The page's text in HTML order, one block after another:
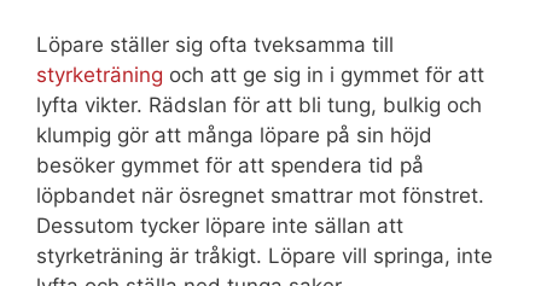
Löpare ställer sig ofta tveksamma till
styrketräning och att ge sig in i gymmet för att
lyfta vikter. Rädslan för att bli tung, bulkig och
klumpig gör att många löpare på sin höjd
besöker gymmet för att spendera tid på
löpbandet när ösregnet smattrar mot fönstret.
Dessutom tycker löpare inte sällan att
styrketräning är tråkigt. Löpare vill springa, inte